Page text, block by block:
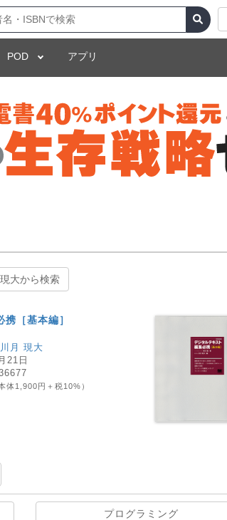
POD アプリ
大から検索
［基本編］
川月 現大
21日
本体1,900円＋税10%）
プログラミング